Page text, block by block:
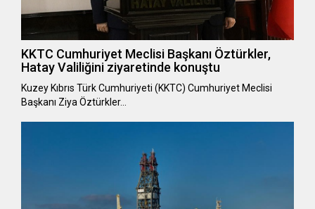
KKTC Cumhuriyet Meclisi Başkanı Öztürkler,
Hatay Valiliğini ziyaretinde konuştu
Kuzey Kıbrıs Türk Cumhuriyeti (KKTC) Cumhuriyet Meclisi
Başkanı Ziya Öztürkler…